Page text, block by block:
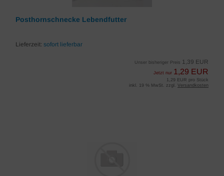
Posthornschnecke Lebendfutter
Lieferzeit: sofort lieferbar
Unser bisheriger Preis 1,39 EUR
Jetzt nur 1,29 EUR
1,29 EUR pro Stück
inkl. 19 % MwSt. zzgl. Versandkosten